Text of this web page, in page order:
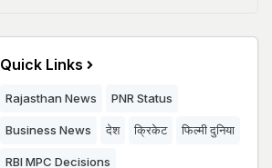
Quick Links
Rajasthan News PNR Status
Business News देश क्रिकेट फिल्मी दुनिया
RBI MPC Decisions